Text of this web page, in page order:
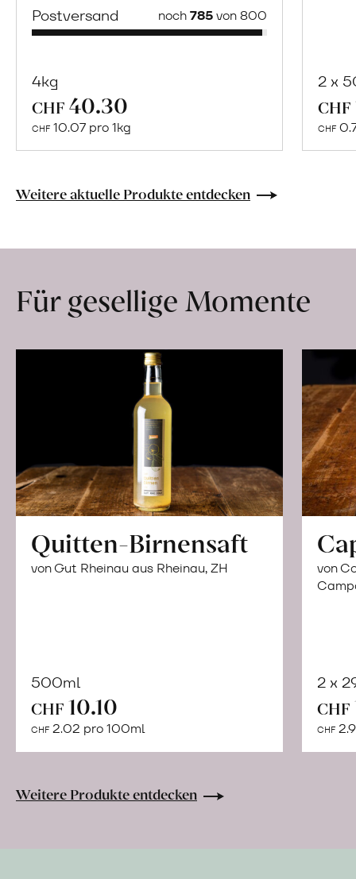
Postversand noch785von 800
4kg
CHF 40.30
CHF 10.07 pro 1kg
Naturbelassene
Lebensmittel
Hof
erfahren
2 x
CHF
CHF
Weitere aktuelle Produkte entdecken
Für gesellige Momente
Quitten-Birnensaft
von Gut Rheinau aus Rheinau, ZH
500ml
CHF 10.10
CHF 2.02 pro 100ml
Warenkorb
von
2 x
CHF
CHF
Weitere Produkte entdecken